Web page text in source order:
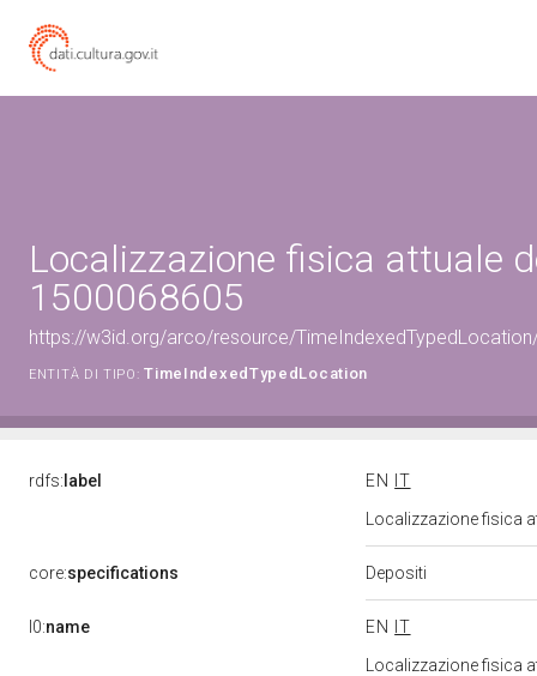
Localizzazione fisica attuale
1500068605
https://w3id.org/arco/resource/
ENTITÀ DI TIPO: TimeIndexedTypedLocation
rdfs: label EN
IT
Localizzazione fisica
core:specifications Depositi
l0:name EN
IT
Localizzazione fisica